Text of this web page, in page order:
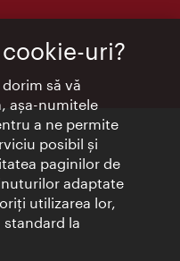
uri?
să vă
aşa-numitele
a ne permite
posibil şi
paginilor de
adaptate
utilizarea lor,
la